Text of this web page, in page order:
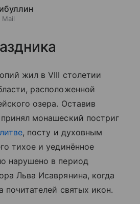
жил в VIII столетии
расположенной
озера. Оставив
монашеский постриг
, посту и духовным
тихое и уединённое
нарушено в период
Льва Исаврянина, когда
почитателей святых икон.